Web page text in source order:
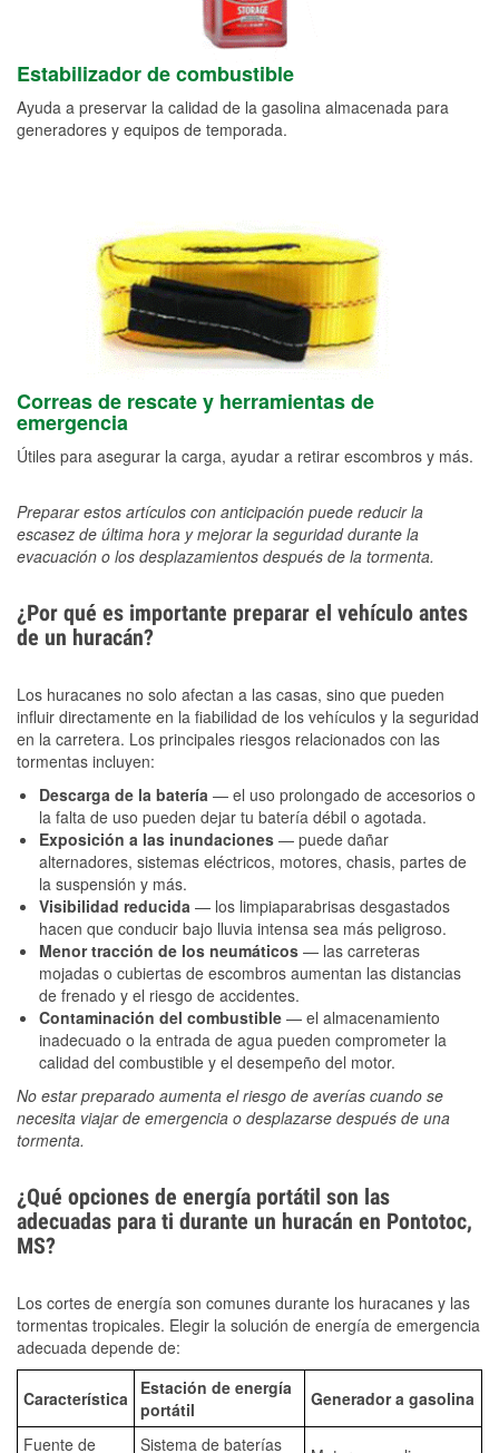
Estabilizador de combustible
Ayuda a preservar la calidad de la gasolina almacenada para
generadores y equipos de temporada.
Correas de rescate y herramientas de
emergencia
Útiles para asegurar la carga, ayudar a retirar escombros y más.
Preparar estos artículos con anticipación puede reducir la
escasez de última hora y mejorar la seguridad durante la
evacuación o los desplazamientos después de la tormenta.
¿Por qué es importante preparar el vehículo antes
de un huracán?
Los huracanes no solo afectan a las casas, sino que pueden
influir directamente en la fiabilidad de los vehículos y la seguridad
en la carretera. Los principales riesgos relacionados con las
tormentas incluyen:
Descarga de la batería — el uso prolongado de accesorios o
la falta de uso pueden dejar tu batería débil o agotada.
Exposición a las inundaciones — puede dañar
alternadores, sistemas eléctricos, motores, chasis, partes de
la suspensión y más.
Visibilidad reducida — los limpiaparabrisas desgastados
hacen que conducir bajo lluvia intensa sea más peligroso.
Menor tracción de los neumáticos — las carreteras
mojadas o cubiertas de escombros aumentan las distancias
de frenado y el riesgo de accidentes.
Contaminación del combustible — el almacenamiento
inadecuado o la entrada de agua pueden comprometer la
calidad del combustible y el desempeño del motor.
No estar preparado aumenta el riesgo de averías cuando se
necesita viajar de emergencia o desplazarse después de una
tormenta.
¿Qué opciones de energía portátil son las
adecuadas para ti durante un huracán en Pontotoc,
MS?
Los cortes de energía son comunes durante los huracanes y las
tormentas tropicales. Elegir la solución de energía de emergencia
adecuada depende de:
Característica
Estación de energía
portátil
Generador a gasolina
Fuente de Sistema de baterías